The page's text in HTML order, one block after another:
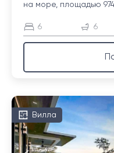
на море, площадью
6 6
Вилла